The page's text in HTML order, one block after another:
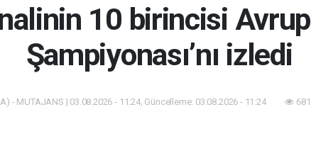
10 birincisi
Şampiyonası’nı izledi
- MUTAJANS | 03.08.2026 - 11:24, Güncelleme: 03.08.2026 - 11:24